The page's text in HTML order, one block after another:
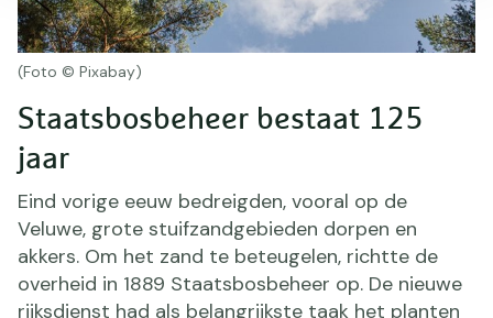
(Foto © Pixabay)
Staatsbosbeheer bestaat 125
jaar
Eind vorige eeuw bedreigden, vooral op de
Veluwe, grote stuifzandgebieden dorpen en
akkers. Om het zand te beteugelen, richtte de
overheid in 1889 Staatsbosbeheer op. De nieuwe
rijksdienst had als belangrijkste taak het planten